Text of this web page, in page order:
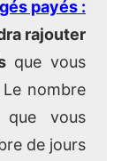
payés :
rajouter
que vous
nombre
vous
de jours